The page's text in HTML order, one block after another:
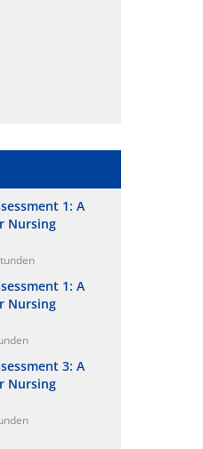
1: A
Nursing
1: A
Nursing
3: A
Nursing